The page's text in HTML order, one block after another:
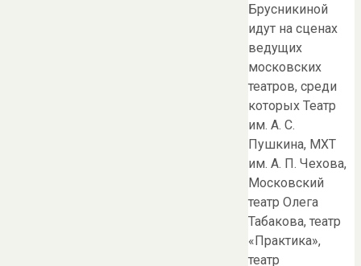
Брусникиной
идут на сценах
ведущих
московских
театров, среди
которых Театр
им. А. С.
Пушкина, МХТ
им. А. П. Чехова,
Московский
театр Олега
Табакова, театр
«Практика»,
театр